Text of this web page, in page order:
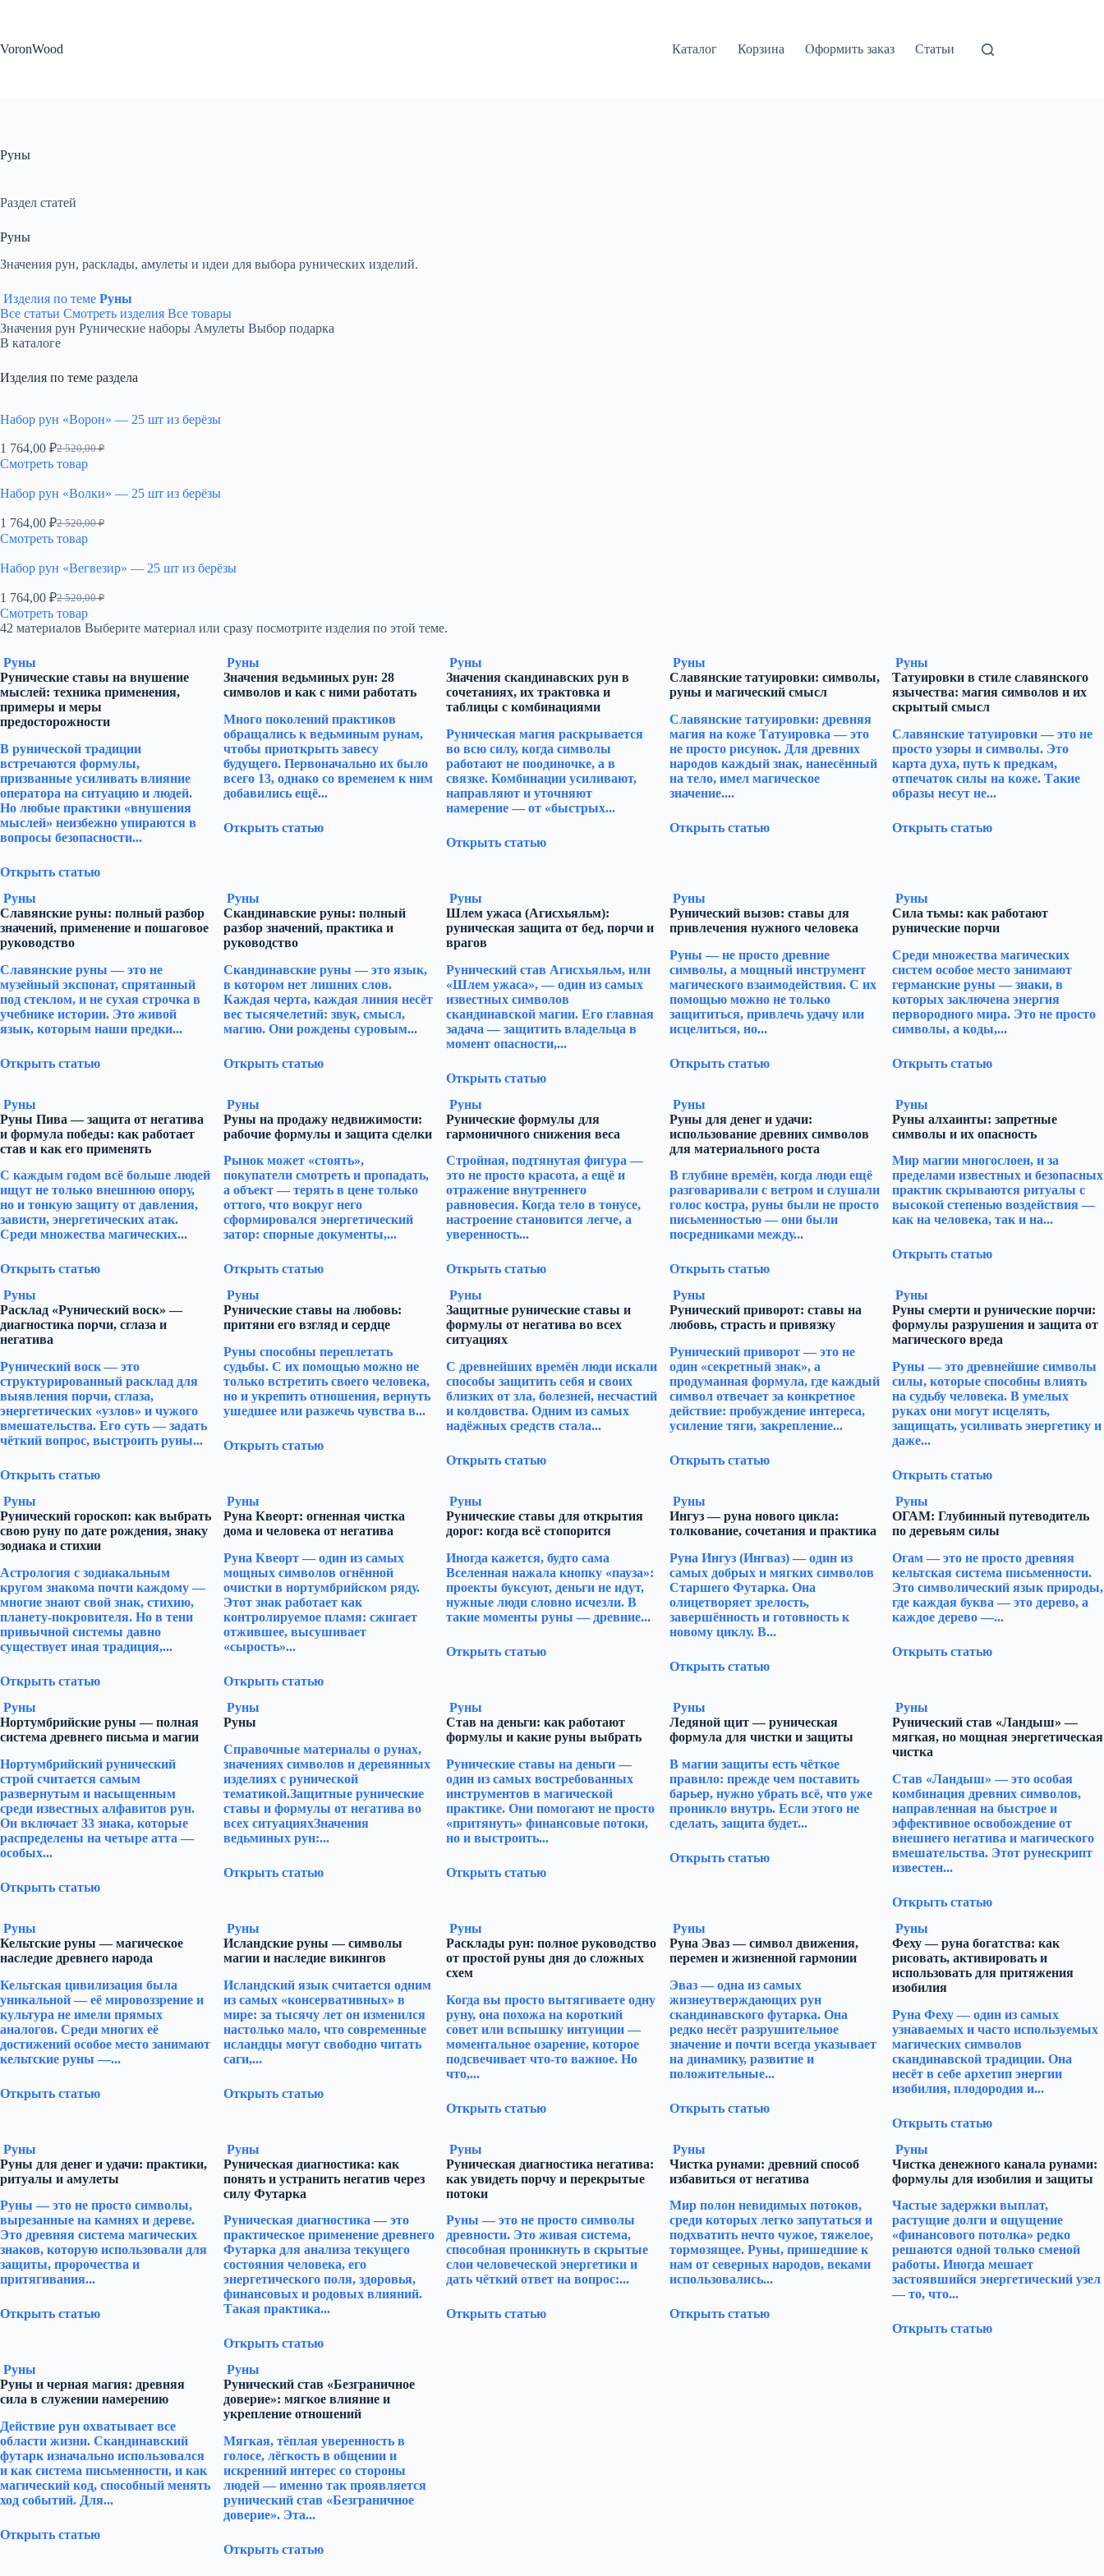
VoronWood
Каталог Корзина Оформить заказ Статьи
Руны
Раздел статей
Руны
Значения рун, расклады, амулеты и идеи для выбора рунических изделий.
Изделия по теме Руны
Все статьи Смотреть изделия Все товары
Значения рун Рунические наборы Амулеты Выбор подарка
В каталоге
Изделия по теме раздела
Набор рун «Ворон» — 25 шт из берёзы
2 520,00₽
Первоначальная
цена
2
520,00 ₽.
1 764,00 ₽
Текущая
цена:
764,00 ₽.
Смотреть товар
Набор рун «Волки» — 25 шт из берёзы
2 520,00₽
Первоначальная
цена
2
520,00 ₽.
1 764,00 ₽
Текущая
цена:
764,00 ₽.
Смотреть товар
Набор рун «Вегвезир» — 25 шт из берёзы
2 520,00₽
Первоначальная
цена
составляла
1 764,00 ₽
Текущая
цена:
1
Смотреть товар
42 материалов Выберите материал или сразу посмотрите изделия по этой теме.
Руны
Рунические ставы на внушение
мыслей: техника применения,
примеры и меры
предосторожности
В рунической традиции
встречаются формулы,
призванные усиливать влияние
оператора на ситуацию и людей.
Но любые практики «внушения
мыслей» неизбежно упираются в
вопросы безопасности...
Открыть статью
Руны
Значения ведьминых рун: 28
символов и как с ними работать
Много поколений практиков
обращались к ведьминым рунам,
чтобы приоткрыть завесу
будущего. Первоначально их было
всего 13, однако со временем к ним
добавились ещё...
Открыть статью
Руны
Значения скандинавских рун в
сочетаниях, их трактовка и
таблицы с комбинациями
Руническая магия раскрывается
во всю силу, когда символы
работают не поодиночке, а в
связке. Комбинации усиливают,
направляют и уточняют
намерение — от «быстрых...
Открыть статью
Руны
Славянские татуировки: символы,
руны и магический смысл
Славянские татуировки: древняя
магия на коже Татуировка — это
не просто рисунок. Для древних
народов каждый знак, нанесённый
на тело, имел магическое
значение....
Открыть статью
Руны
Татуировки в стиле славянского
язычества: магия символов и их
скрытый смысл
Славянские татуировки — это не
просто узоры и символы. Это
карта духа, путь к предкам,
отпечаток силы на коже. Такие
образы несут не...
Открыть статью
Руны
Славянские руны: полный разбор
значений, применение и пошаговое
руководство
Славянские руны — это не
музейный экспонат, спрятанный
под стеклом, и не сухая строчка в
учебнике истории. Это живой
язык, которым наши предки...
Открыть статью
Руны
Скандинавские руны: полный
разбор значений, практика и
руководство
Скандинавские руны — это язык,
в котором нет лишних слов.
Каждая черта, каждая линия несёт
вес тысячелетий: звук, смысл,
магию. Они рождены суровым...
Открыть статью
Руны
Шлем ужаса (Агисхьяльм):
руническая защита от бед, порчи и
врагов
Рунический став Агисхьяльм, или
«Шлем ужаса», — один из самых
известных символов
скандинавской магии. Его главная
задача — защитить владельца в
момент опасности,...
Открыть статью
Руны
Рунический вызов: ставы для
привлечения нужного человека
Руны — не просто древние
символы, а мощный инструмент
магического взаимодействия. С их
помощью можно не только
защититься, привлечь удачу или
исцелиться, но...
Открыть статью
Руны
Сила тьмы: как работают
рунические порчи
Среди множества магических
систем особое место занимают
германские руны — знаки, в
которых заключена энергия
первородного мира. Это не просто
символы, а коды,...
Открыть статью
Руны
Руны Пива — защита от негатива
и формула победы: как работает
став и как его применять
С каждым годом всё больше людей
ищут не только внешнюю опору,
но и тонкую защиту от давления,
зависти, энергетических атак.
Среди множества магических...
Открыть статью
Руны
Руны на продажу недвижимости:
рабочие формулы и защита сделки
Рынок может «стоять»,
покупатели смотреть и пропадать,
а объект — терять в цене только
оттого, что вокруг него
сформировался энергетический
затор: спорные документы,...
Открыть статью
Руны
Рунические формулы для
гармоничного снижения веса
Стройная, подтянутая фигура —
это не просто красота, а ещё и
отражение внутреннего
равновесия. Когда тело в тонусе,
настроение становится легче, а
уверенность...
Открыть статью
Руны
Руны для денег и удачи:
использование древних символов
для материального роста
В глубине времён, когда люди ещё
разговаривали с ветром и слушали
голос костра, руны были не просто
письменностью — они были
посредниками между...
Открыть статью
Руны
Руны алхаинты: запретные
символы и их опасность
Мир магии многослоен, и за
пределами известных и безопасных
практик скрываются ритуалы с
высокой степенью воздействия —
как на человека, так и на...
Открыть статью
Руны
Расклад «Рунический воск» —
диагностика порчи, сглаза и
негатива
Рунический воск — это
структурированный расклад для
выявления порчи, сглаза,
энергетических «узлов» и чужого
вмешательства. Его суть — задать
чёткий вопрос, выстроить руны...
Открыть статью
Руны
Рунические ставы на любовь:
притяни его взгляд и сердце
Руны способны переплетать
судьбы. С их помощью можно не
только встретить своего человека,
но и укрепить отношения, вернуть
ушедшее или разжечь чувства в...
Открыть статью
Руны
Защитные рунические ставы и
формулы от негатива во всех
ситуациях
С древнейших времён люди искали
способы защитить себя и своих
близких от зла, болезней, несчастий
и колдовства. Одним из самых
надёжных средств стала...
Открыть статью
Руны
Рунический приворот: ставы на
любовь, страсть и привязку
Рунический приворот — это не
один «секретный знак», а
продуманная формула, где каждый
символ отвечает за конкретное
действие: пробуждение интереса,
усиление тяги, закрепление...
Открыть статью
Руны
Руны смерти и рунические порчи:
формулы разрушения и защита от
магического вреда
Руны — это древнейшие символы
силы, которые способны влиять
на судьбу человека. В умелых
руках они могут исцелять,
защищать, усиливать энергетику и
даже...
Открыть статью
Руны
Рунический гороскоп: как выбрать
свою руну по дате рождения, знаку
зодиака и стихии
Астрология с зодиакальным
кругом знакома почти каждому —
многие знают свой знак, стихию,
планету-покровителя. Но в тени
привычной системы давно
существует иная традиция,...
Открыть статью
Руны
Руна Квеорт: огненная чистка
дома и человека от негатива
Руна Квеорт — один из самых
мощных символов огнённой
очистки в нортумбрийском ряду.
Этот знак работает как
контролируемое пламя: сжигает
отжившее, высушивает
«сырость»...
Открыть статью
Руны
Рунические ставы для открытия
дорог: когда всё стопорится
Иногда кажется, будто сама
Вселенная нажала кнопку «пауза»:
проекты буксуют, деньги не идут,
нужные люди словно исчезли. В
такие моменты руны — древние...
Открыть статью
Руны
Ингуз — руна нового цикла:
толкование, сочетания и практика
Руна Ингуз (Ингваз) — один из
самых добрых и мягких символов
Старшего Футарка. Она
олицетворяет зрелость,
завершённость и готовность к
новому циклу. В...
Открыть статью
Руны
ОГАМ: Глубинный путеводитель
по деревьям силы
Огам — это не просто древняя
кельтская система письменности.
Это символический язык природы,
где каждая буква — это дерево, а
каждое дерево —...
Открыть статью
Руны
Нортумбрийские руны — полная
система древнего письма и магии
Нортумбрийский рунический
строй считается самым
развернутым и насыщенным
среди известных алфавитов рун.
Он включает 33 знака, которые
распределены на четыре атта —
особых...
Открыть статью
Руны
Руны
Справочные материалы о рунах,
значениях символов и деревянных
изделиях с рунической
тематикой.Защитные рунические
ставы и формулы от негатива во
всех ситуацияхЗначения
ведьминых рун:...
Открыть статью
Руны
Став на деньги: как работают
формулы и какие руны выбрать
Рунические ставы на деньги —
один из самых востребованных
инструментов в магической
практике. Они помогают не просто
«притянуть» финансовые потоки,
но и выстроить...
Открыть статью
Руны
Ледяной щит — руническая
формула для чистки и защиты
В магии защиты есть чёткое
правило: прежде чем поставить
барьер, нужно убрать всё, что уже
проникло внутрь. Если этого не
сделать, защита будет...
Открыть статью
Руны
Рунический став «Ландыш» —
мягкая, но мощная энергетическая
чистка
Став «Ландыш» — это особая
комбинация древних символов,
направленная на быстрое и
эффективное освобождение от
внешнего негатива и магического
вмешательства. Этот рунескрипт
известен...
Открыть статью
Руны
Кельтские руны — магическое
наследие древнего народа
Кельтская цивилизация была
уникальной — её мировоззрение и
культура не имели прямых
аналогов. Среди многих её
достижений особое место занимают
кельтские руны —...
Открыть статью
Руны
Исландские руны — символы
магии и наследие викингов
Исландский язык считается одним
из самых «консервативных» в
мире: за тысячу лет он изменился
настолько мало, что современные
исландцы могут свободно читать
саги,...
Открыть статью
Руны
Расклады рун: полное руководство
от простой руны дня до сложных
схем
Когда вы просто вытягиваете одну
руну, она похожа на короткий
совет или вспышку интуиции —
моментальное озарение, которое
подсвечивает что-то важное. Но
что,...
Открыть статью
Руны
Руна Эваз — символ движения,
перемен и жизненной гармонии
Эваз — одна из самых
жизнеутверждающих рун
скандинавского футарка. Она
редко несёт разрушительное
значение и почти всегда указывает
на динамику, развитие и
положительные...
Открыть статью
Руны
Феху — руна богатства: как
рисовать, активировать и
использовать для притяжения
изобилия
Руна Феху — один из самых
узнаваемых и часто используемых
магических символов
скандинавской традиции. Она
несёт в себе архетип энергии
изобилия, плодородия и...
Открыть статью
Руны
Руны для денег и удачи: практики,
ритуалы и амулеты
Руны — это не просто символы,
вырезанные на камнях и дереве.
Это древняя система магических
знаков, которую использовали для
защиты, пророчества и
притягивания...
Открыть статью
Руны
Руническая диагностика: как
понять и устранить негатив через
силу Футарка
Руническая диагностика — это
практическое применение древнего
Футарка для анализа текущего
состояния человека, его
энергетического поля, здоровья,
финансовых и родовых влияний.
Такая практика...
Открыть статью
Руны
Руническая диагностика негатива:
как увидеть порчу и перекрытые
потоки
Руны — это не просто символы
древности. Это живая система,
способная проникнуть в скрытые
слои человеческой энергетики и
дать чёткий ответ на вопрос:...
Открыть статью
Руны
Чистка рунами: древний способ
избавиться от негатива
Мир полон невидимых потоков,
среди которых легко запутаться и
подхватить нечто чужое, тяжелое,
тормозящее. Руны, пришедшие к
нам от северных народов, веками
использовались...
Открыть статью
Руны
Чистка денежного канала рунами:
формулы для изобилия и защиты
Частые задержки выплат,
растущие долги и ощущение
«финансового потолка» редко
решаются одной только сменой
работы. Иногда мешает
застоявшийся энергетический узел
— то, что...
Открыть статью
Руны
Руны и черная магия: древняя
сила в служении намерению
Действие рун охватывает все
области жизни. Скандинавский
футарк изначально использовался
и как система письменности, и как
магический код, способный менять
ход событий. Для...
Открыть статью
Руны
Рунический став «Безграничное
доверие»: мягкое влияние и
укрепление отношений
Мягкая, тёплая уверенность в
голосе, лёгкость в общении и
искренний интерес со стороны
людей — именно так проявляется
рунический став «Безграничное
доверие». Эта...
Открыть статью